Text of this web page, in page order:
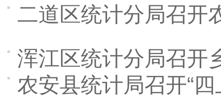
二道区统计分局召开
浑江区统计分局召开
农安县统计局召开“